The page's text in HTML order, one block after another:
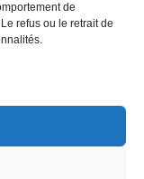
de
refus ou le retrait de